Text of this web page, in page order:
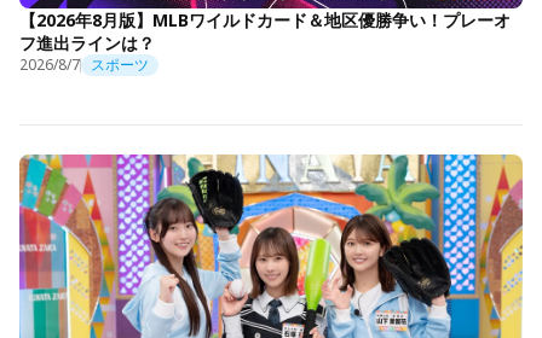
【2026年8月版】MLBワイルドカード＆地区優勝争い！プレーオ
フ進出ラインは？
2026/8/7 スポーツ